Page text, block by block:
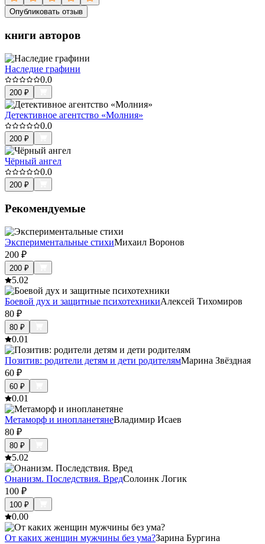
Опубликовать отзыв
книги авторов
Наследие графини
0.0
200 ₽
Детективное агентство «Молния»
0.0
200 ₽
Чёрный ангел
0.0
200 ₽
Рекомендуемые
Экспериментальные стихиМихаил Воронов
200 ₽
200 ₽
5.02
Боевой дух и защитные психотехникиАлексей Тихомиров
80 ₽
80 ₽
0.01
Позитив: родители детям и дети родителямМарина Звёздная
60 ₽
60 ₽
0.01
Метаморф и инопланетянеВладимир Исаев
80 ₽
80 ₽
5.02
Онанизм. Последствия. ВредСолоинк Логик
100 ₽
100 ₽
0.00
От каких женщин мужчины без ума?Зарина Бургина